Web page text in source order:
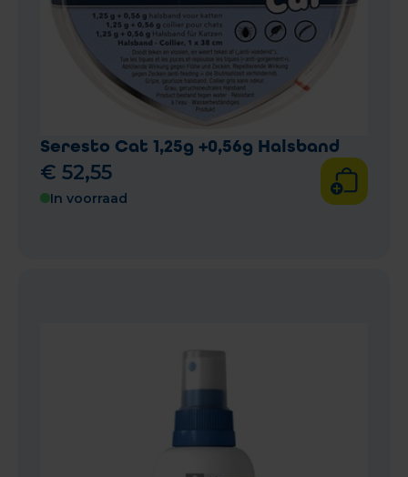
Seresto Cat 1,25g +0,56g Halsband
€ 52,55
In voorraad